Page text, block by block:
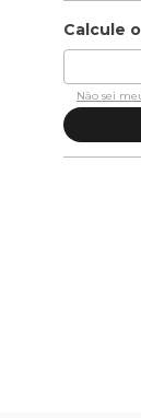
Não sei